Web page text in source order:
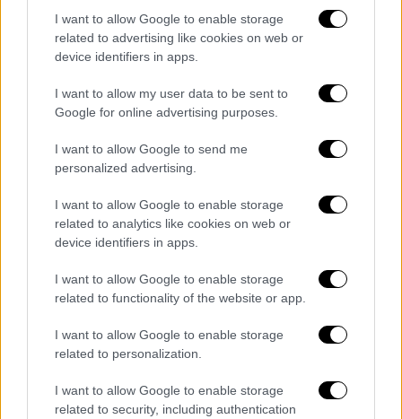
I want to allow Google to enable storage
related to advertising like cookies on web or
device identifiers in apps.
I want to allow my user data to be sent to
Google for online advertising purposes.
I want to allow Google to send me
personalized advertising.
I want to allow Google to enable storage
related to analytics like cookies on web or
device identifiers in apps.
I want to allow Google to enable storage
related to functionality of the website or app.
I want to allow Google to enable storage
related to personalization.
I want to allow Google to enable storage
related to security, including authentication
«Είναι ένα περιβάλλον το οποίο γνωρίζω για
ένα θέμα το οποίο έχει ως αντικείμενο ένα
θέμα με το οποίο, όπως ξέρετε, εγώ έχω
ιδεολογικές απόψεις για να είμαστε
άλλων ο νέος υπουργός Μετανάστευσης και
πρόσθεσε:
«Αυτές οι συγκεκριμένες ισχυρές
ιδεολογικές απόψεις νομίζω
τοποθέτηση του πρωθυπουργού στο
υπουργικό συμβούλιο, όπου πλέον εκείνο το
οποίο παίρνω ως εντολή ερχόμενος στο
υπουργείο είναι να πράξουμε τα δέοντα και
τα μέγιστα, σε όποιον βαθμό μπορούμε, στον
μέγιστο βαθμό που μπορούμε, προκειμένου